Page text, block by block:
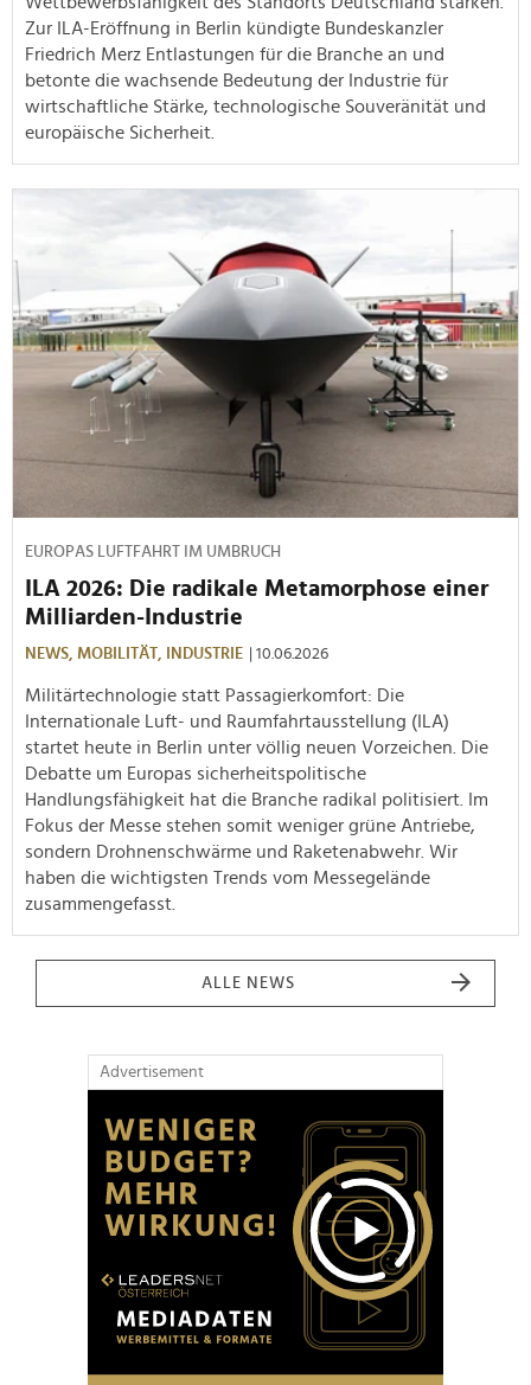
Zur ILA-Eröffnung in Berlin kündigte Bundeskanzler
Friedrich Merz Entlastungen für die Branche an und
betonte die wachsende Bedeutung der Industrie für
wirtschaftliche Stärke, technologische Souveränität und
europäische Sicherheit.
EUROPAS LUFTFAHRT IM UMBRUCH
ILA 2026: Die radikale Metamorphose einer
Milliarden-Industrie
NEWS, MOBILITÄT, INDUSTRIE | 10.06.2026
Militärtechnologie statt Passagierkomfort: Die
Internationale Luft- und Raumfahrtausstellung (ILA)
startet heute in Berlin unter völlig neuen Vorzeichen. Die
Debatte um Europas sicherheitspolitische
Handlungsfähigkeit hat die Branche radikal politisiert. Im
Fokus der Messe stehen somit weniger grüne Antriebe,
sondern Drohnenschwärme und Raketenabwehr. Wir
haben die wichtigsten Trends vom Messegelände
zusammengefasst.
ALLE NEWS
Advertisement